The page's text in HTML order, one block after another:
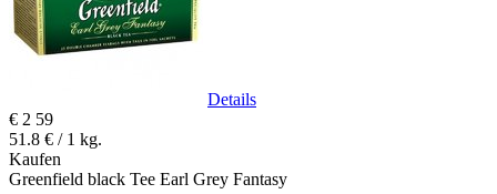
Details
€ 2 59
51.8 € / 1 kg.
Kaufen
Greenfield black Tee Earl Grey Fantasy